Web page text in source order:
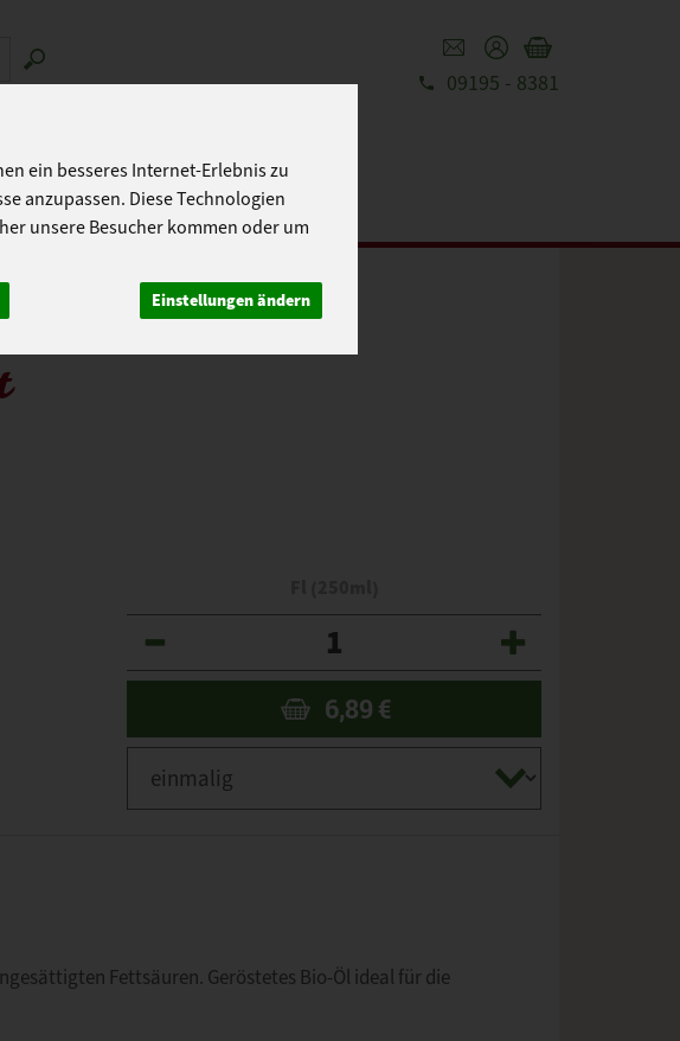
ein besseres Internet-Erlebnis zu
anzupassen. Diese Technologien
unsere Besucher kommen oder um
Einstellungen ändern
09195 - 8381
6,89 €
Fettsäuren. Geröstetes Bio-Öl ideal für die